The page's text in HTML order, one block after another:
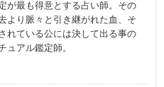
が最も得意とする占い師。その
より脈々と引き継がれた血、そ
れている公には決して出る事の
ュアル鑑定師。